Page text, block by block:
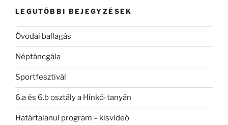
LEGUTÓBBI BEJEGYZÉSEK
Óvodai ballagás
Néptáncgála
Sportfesztivál
6.a és 6.b osztály a Hinkó-tanyán
Határtalanul program – kisvideó